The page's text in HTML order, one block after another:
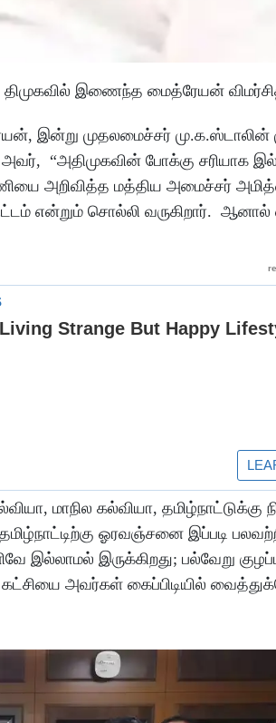
திமுகவில் இணைந்த மைத்ரேயன்
இன்று முதலமைச்சர் மு.க.ஸ்டாலின்
“அதிமுகவின் போக்கு சரியாக
அறிவித்த மத்திய அமைச்சர்
என்றும் சொல்லி வருகிறார். ஆனால்
மாநில கல்வியா, தமிழ்நாட்டுக்கு
ஓரவஞ்சனை இப்படி
இல்லாமல் இருக்கிறது; பல்வேறு
கட்சியை அவர்கள் கைப்பிடியில்